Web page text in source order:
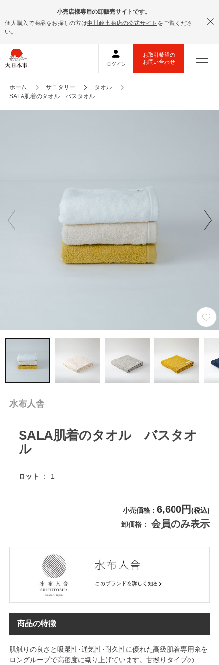
小売店様専用の卸販売サイトです。
個人購入で商品をお探しの方は中川政七商店の公式サイト をご覧くださ
い。
ホーム サニタリー
タオル
SALA肌着のタオル バスタオル
水布人舎
SALA肌着のタオル バスタオ
ル
ロット 1
小売価格 6,600円(税込)
卸価格
会員のみ表示
商品の特徴
肌触りの良さと吸湿性･通気性･耐久性に優れた高級肌着専用糸を
ロングループで高密度に織り上げています。甘撚りタイプの